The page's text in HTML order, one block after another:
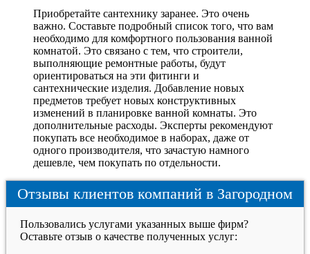
Приобретайте сантехнику заранее. Это очень
важно. Составьте подробный список того, что вам
необходимо для комфортного пользования ванной
комнатой. Это связано с тем, что строители,
выполняющие ремонтные работы, будут
ориентироваться на эти фитинги и
сантехнические изделия. Добавление новых
предметов требует новых конструктивных
изменений в планировке ванной комнаты. Это
дополнительные расходы. Эксперты рекомендуют
покупать все необходимое в наборах, даже от
одного производителя, что зачастую намного
дешевле, чем покупать по отдельности.
Отзывы клиентов компаний в Загородном
Пользовались услугами указанных выше фирм?
Оставьте отзыв о качестве полученных услуг: